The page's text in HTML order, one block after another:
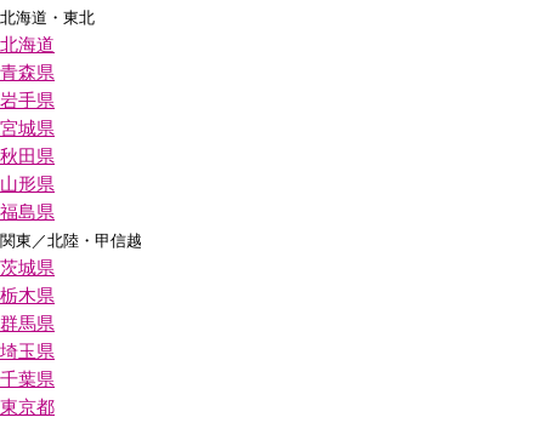
北海道・東北
北海道
青森県
岩手県
宮城県
秋田県
山形県
福島県
関東／北陸・甲信越
茨城県
栃木県
群馬県
埼玉県
千葉県
東京都